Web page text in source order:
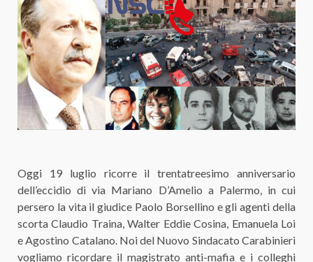
Oggi 19 luglio ricorre il trentatreesimo anniversario
dell’eccidio di via Mariano D’Amelio a Palermo, in cui
persero la vita il giudice Paolo Borsellino e gli agenti della
scorta Claudio Traina, Walter Eddie Cosina, Emanuela Loi
e Agostino Catalano. Noi del Nuovo Sindacato Carabinieri
vogliamo ricordare il magistrato anti-mafia e i colleghi